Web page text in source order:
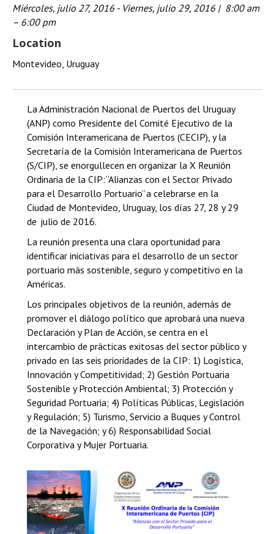
Miércoles, julio 27, 2016 - Viernes, julio 29, 2016 | 8:00 am
– 6:00 pm
Location
Montevideo, Uruguay
La Administración Nacional de Puertos del Uruguay
(ANP) como Presidente del Comité Ejecutivo de la
Comisión Interamericana de Puertos (CECIP), y la
Secretaría de la Comisión Interamericana de Puertos
(S/CIP), se enorgullecen en organizar la X Reunión
Ordinaria de la CIP: “Alianzas con el Sector Privado
para el Desarrollo Portuario” a celebrarse en la
Ciudad de Montevideo, Uruguay, los días 27, 28 y 29
de julio de 2016.
La reunión presenta una clara oportunidad para
identificar iniciativas para el desarrollo de un sector
portuario más sostenible, seguro y competitivo en la
Américas.
Los principales objetivos de la reunión, además de
promover el diálogo político que aprobará una nueva
Declaración y Plan de Acción, se centra en el
intercambio de prácticas exitosas del sector público y
privado en las seis prioridades de la CIP: 1) Logística,
Innovación y Competitividad; 2) Gestión Portuaria
Sostenible y Protección Ambiental; 3) Protección y
Seguridad Portuaria; 4) Políticas Públicas, Legislación
y Regulación; 5) Turismo, Servicio a Buques y Control
de la Navegación; y 6) Responsabilidad Social
Corporativa y Mujer Portuaria.